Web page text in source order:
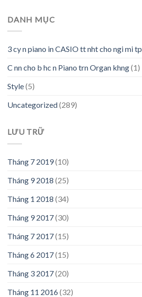
DANH MỤC
3 cy n piano in CASIO tt nht cho ngi mi tp
C nn cho b hc n Piano trn Organ khng(1)
Style(5)
Uncategorized(289)
LƯU TRỮ
Tháng 7 2019(10)
Tháng 9 2018 (25)
Tháng 1 2018 (34)
Tháng 9 2017(30)
Tháng 7 2017(15)
Tháng 6 2017(15)
Tháng 3 2017(20)
Tháng 11 2016(32)